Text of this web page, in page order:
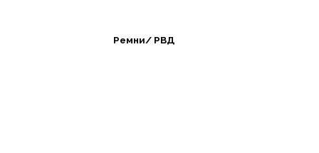
Ремни/ РВД